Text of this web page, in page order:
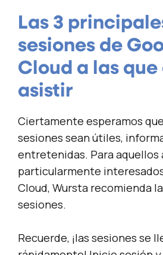
Las 3
sesiones de
Cloud a las que
asistir
Ciertamente esperamos
sesiones sean útiles,
entretenidas. Para aquellos
particularmente
Cloud, Wursta recomienda
sesiones.
Recuerde, ¡las sesiones se